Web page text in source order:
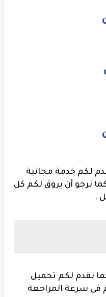
لكم خدمة مجانية
نرجو أن يروق لكم كل
.
نقدم لكم تحميل
فى سرعة المراجعة